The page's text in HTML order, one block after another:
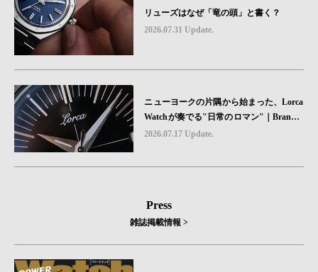
リューズはなぜ「竜の頭」と書く？
2026.07.31 Update.
ニューヨークの片隅から始まった、Lorca
Watchが奏でる"日常のロマン"｜Brand P
icks #08
2026.07.17 Update.
Press
雑誌掲載情報 >